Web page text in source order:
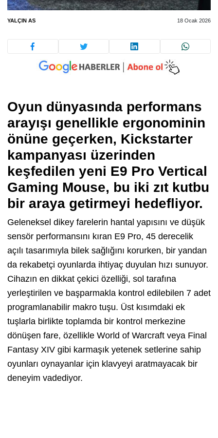
YALÇIN AS 18 Ocak 2026
Oyun dünyasında performans
arayışı genellikle ergonominin
önüne geçerken, Kickstarter
kampanyası üzerinden
keşfedilen yeni E9 Pro Vertical
Gaming Mouse, bu iki zıt kutbu
bir araya getirmeyi hedefliyor.
Geleneksel dikey farelerin hantal yapısını ve düşük
sensör performansını kıran E9 Pro, 45 derecelik
açılı tasarımıyla bilek sağlığını korurken, bir yandan
da rekabetçi oyunlarda ihtiyaç duyulan hızı sunuyor.
Cihazın en dikkat çekici özelliği, sol tarafına
yerleştirilen ve başparmakla kontrol edilebilen 7 adet
programlanabilir makro tuşu. Üst kısımdaki ek
tuşlarla birlikte toplamda bir kontrol merkezine
dönüşen fare, özellikle World of Warcraft veya Final
Fantasy XIV gibi karmaşık yetenek setlerine sahip
oyunları oynayanlar için klavyeyi aratmayacak bir
deneyim vadediyor.